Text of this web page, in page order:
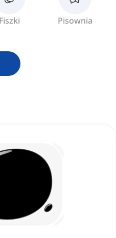
Fiszki Pisownia